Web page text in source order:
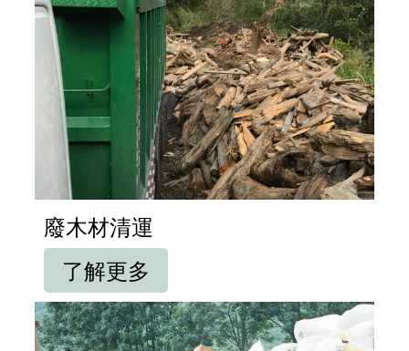
廢木材清運
了解更多